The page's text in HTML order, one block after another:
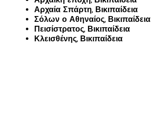
Αρχαία Σπάρτη, Βικιπαίδεια
Σόλων ο Αθηναίος, Βικιπαίδεια
Πεισίστρατος, Βικιπαίδεια
Κλεισθένης, Βικιπαίδεια